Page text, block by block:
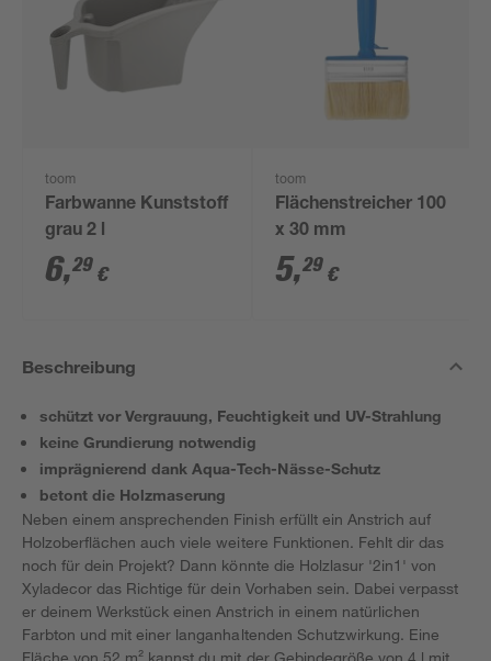
toom
Farbwanne Kunststoff
grau 2 l
6,29 €
toom
Flächenstreicher 100
x 30 mm
5,29 €
Beschreibung
schützt vor Vergrauung, Feuchtigkeit und UV-Strahlung
keine Grundierung notwendig
imprägnierend dank Aqua-Tech-Nässe-Schutz
betont die Holzmaserung
Neben einem ansprechenden Finish erfüllt ein Anstrich auf
Holzoberflächen auch viele weitere Funktionen. Fehlt dir das
noch für dein Projekt? Dann könnte die Holzlasur '2in1' von
Xyladecor das Richtige für dein Vorhaben sein. Dabei verpasst
er deinem Werkstück einen Anstrich in einem natürlichen
Farbton und mit einer langanhaltenden Schutzwirkung. Eine
Fläche von 52 m² kannst du mit der Gebindegröße von 4 l mit